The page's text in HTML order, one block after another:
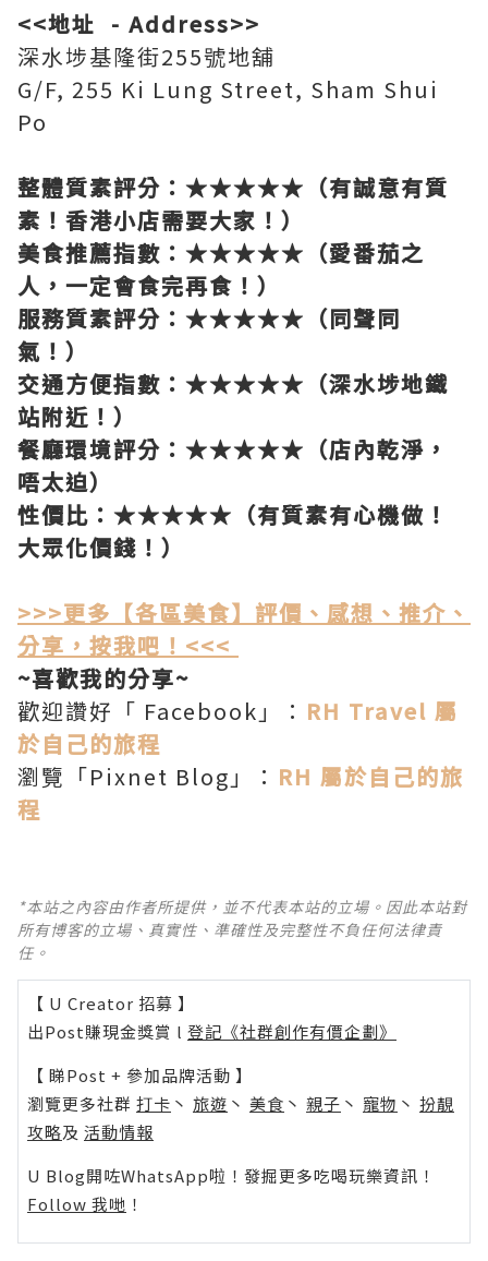
<<地址 - Address>>
深水埗基隆街255號地舖
G/F, 255 Ki Lung Street, Sham Shui
Po
整體質素評分：★★★★★（有誠意有質
素！香港小店需要大家！）
美食推薦指數：★★★★★（愛番茄之
人，一定會食完再食！）
服務質素評分：★★★★★（同聲同
氣！）
交通方便指數：★★★★★（深水埗地鐵
站附近！）
餐廳環境評分：★★★★★（店內乾淨，
唔太迫）
性價比：★★★★★（有質素有心機做！
大眾化價錢！）
>>>更多【各區美食】評價、感想、推介、
分享，按我吧！<<<
~喜歡我的分享~
歡迎讚好「 Facebook」： RH Travel 屬
於自己的旅程
瀏覽「Pixnet Blog」： RH 屬於自己的旅
程
*本站之內容由作者所提供，並不代表本站的立場。因此本站對
所有博客的立場、真實性、準確性及完整性不負任何法律責
任。
【 U Creator 招募 】
出Post賺現金獎賞 l 登記《社群創作有價企劃》
【 睇Post + 參加品牌活動 】
瀏覽更多社群 打卡 丶 旅遊 丶 美食 丶 親子 丶 寵物 丶 扮靚
攻略及 活動情報
U Blog開咗WhatsApp啦！發掘更多吃喝玩樂資訊！
Follow 我哋 ！